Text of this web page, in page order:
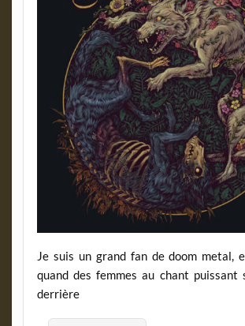
Je suis un grand fan de doom metal,
quand des femmes au chant puissant
derrière